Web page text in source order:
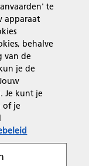
te
apparaat
behalve
van de
je de
Je kunt je
of je